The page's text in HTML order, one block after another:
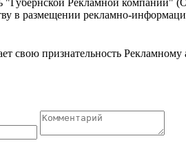
в размещении рекламно-
признательность Рекламному